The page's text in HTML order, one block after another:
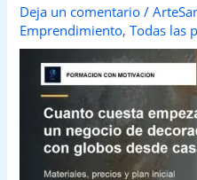
Deja un comentario /
Emprendimiento,Todas las